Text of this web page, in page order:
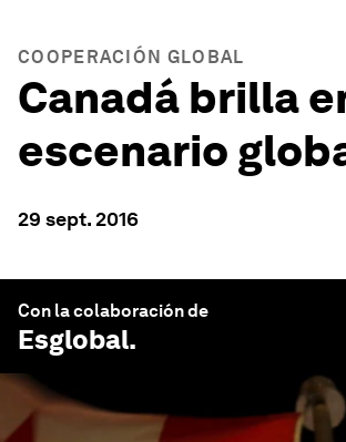
COOPERACIÓN GLOBAL
Canadá brilla
escenario
29 sept. 2016
Con la colaboración de
Esglobal.